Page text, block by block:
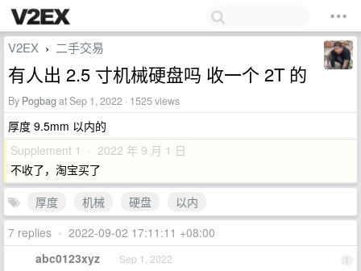
V2EX › 二手交易
有人出 2.5 寸机械硬盘吗 收一个 2T 的
By Pogbag at Sep 1, 2022 · 1525 views
厚度 9.5mm 以内的
Supplement 1 · 2022 年 9 月 1 日
不收了，淘宝买了
厚度
机械 硬盘
以内
7 replies • 2022-09-02 17:11:11 +08:00
1
abc0123xyz Sep 1, 2022